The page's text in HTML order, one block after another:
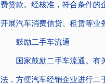
费贷款。经核准，符合条件的
开展汽车消费信贷、租赁等业
鼓励二手车流通
国家鼓励二手车流通。有关
法，方便汽车经销企业进行二